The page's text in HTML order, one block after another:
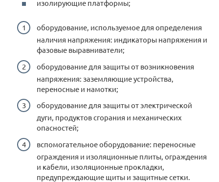
изолирующие платформы;
оборудование, используемое для определения
наличия напряжения: индикаторы напряжения и
фазовые выравниватели;
оборудование для защиты от возникновения
напряжения: заземляющие устройства,
переносные и намотки;
оборудование для защиты от электрической
дуги, продуктов сгорания и механических
опасностей;
вспомогательное оборудование: переносные
ограждения и изоляционные плиты, ограждения
и кабели, изоляционные прокладки,
предупреждающие щиты и защитные сетки.